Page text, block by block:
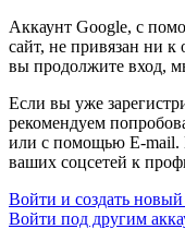
Аккаунт Google, с
сайт, не привязан ни к одному из пользователей сайта. Если
вы продолжите вход,
Если вы уже
рекомендуем попробовать
или с помощью E-mail.
Войти и создать
Войти под другим